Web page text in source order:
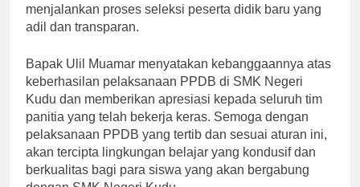
menjalankan proses seleksi peserta didik baru yang
adil dan transparan.
Bapak Ulil Muamar menyatakan kebanggaannya atas
keberhasilan pelaksanaan PPDB di SMK Negeri
Kudu dan memberikan apresiasi kepada seluruh tim
panitia yang telah bekerja keras. Semoga dengan
pelaksanaan PPDB yang tertib dan sesuai aturan ini,
akan tercipta lingkungan belajar yang kondusif dan
berkualitas bagi para siswa yang akan bergabung